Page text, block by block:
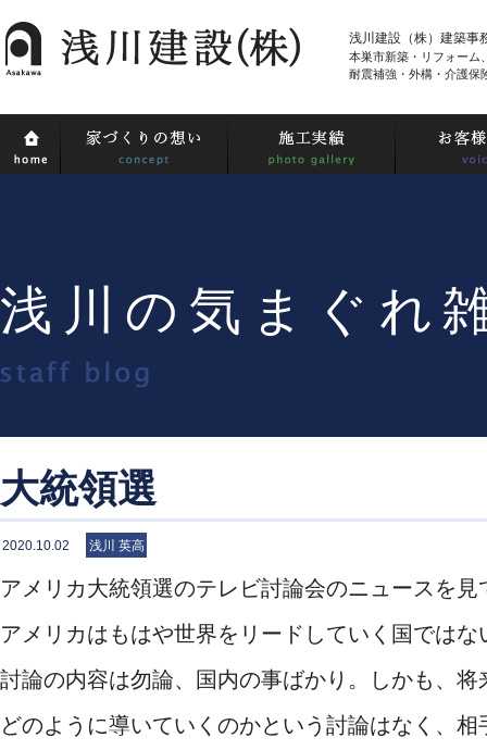
浅川建設（株）建築事
本巣市新築・リフォーム
耐震補強・外構・介護保
浅川の気まぐれ
大統領選
2020.10.02 浅川 英高
アメリカ大統領選のテレビ討論会のニュースを見
アメリカはもはや世界をリードしていく国では
討論の内容は勿論、国内の事ばかり。しかも、将
どのように導いていくのかという討論はなく、